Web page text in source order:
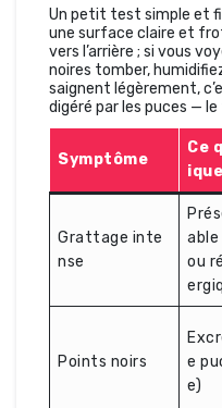
Un petit test simple et
une surface claire et
vers l’arrière ; si vous
noires tomber,
saignent légèrement,
digéré par les puces —
Symptôme
Ce
ique
Grattage inte
nse
able
ou
Points noirs
e
e)